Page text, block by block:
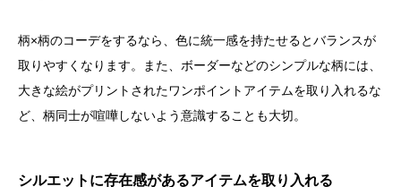
柄×柄のコーデをするなら、色に統一感を持たせるとバランスが
取りやすくなります。また、ボーダーなどのシンプルな柄には、
大きな絵がプリントされたワンポイントアイテムを取り入れるな
ど、柄同士が喧嘩しないよう意識することも大切。
シルエットに存在感があるアイテムを取り入れる